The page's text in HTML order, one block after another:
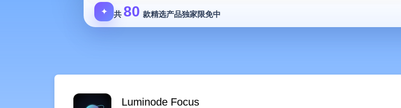
✦ 共 80 款精选产品独家限免中
Luminode Focus